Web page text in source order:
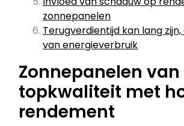
zonnepanelen
Terugverdientijd kan lang
van energieverbruik
Zonnepanelen van
topkwaliteit met
rendement